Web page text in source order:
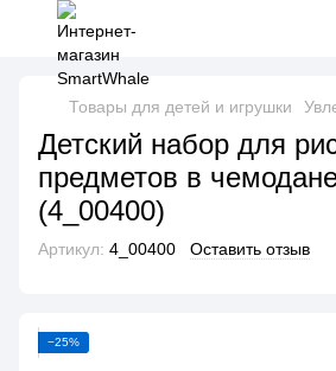
Товары для детей и игрушки
Детский набор для
предметов в
(4_00400)
Артикул: 4_00400 Оставить отзыв
−25%